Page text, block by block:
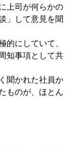
上司が何らかの
」して意見を聞
的にしていて、
知事項として共
聞かれた社員か
ものが、ほとん